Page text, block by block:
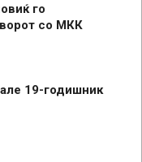
го
со МКК
19-годишник